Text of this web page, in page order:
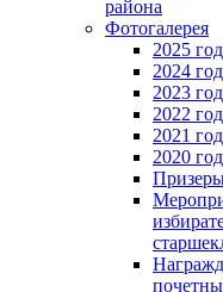
района
Фотогалерея
2025 год
2024 год
2023 год
2022 год
2021 год
2020 год